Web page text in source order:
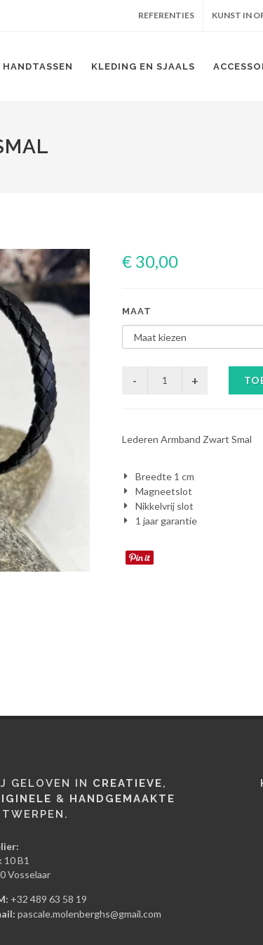
REFERENTIES KUNST IN
HANDTASSEN KLEDING EN SJAALS
€ 30,00
MAAT
Lederen Armband Zwart Smal
Breedte 1 cm
Magneetslot
Nikkelvrij slot
1 jaar garantie
GELOVEN IN CREATIEVE,
& HANDGEMAAKTE
10 B1
Vosselaar
+32 489 63 58 19
pascale.molenberghs@gmail.com